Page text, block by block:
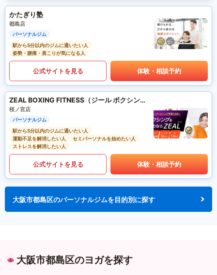
かたぎり塾
都島店
パーソナルジム
駅から5分以内のジムに通いたい人
姿勢・腰痛・肩こりが気になる人
公式サイトを見る 体験・相談予約
ZEAL BOXING FITNESS（ジール ボクシング フィットネス）
桜ノ宮店
パーソナルジム
駅から5分以内のジムに通いたい人
運動不足を解消したい人
セミパーソナルを始めたい人
ストレスを解消したい人
公式サイトを見る 体験・相談予約
大阪市都島区のパーソナルジムを目的別に探す
大阪市都島区のヨガを探す